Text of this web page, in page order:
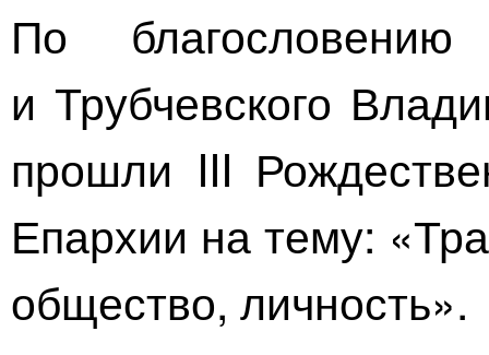
По благословению
и Трубчевского
прошли III
Епархии на тему:
общество, личность».